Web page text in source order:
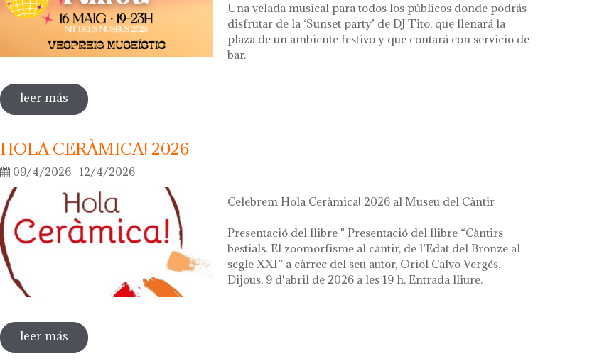
Una velada musical para todos los públicos donde podrás
disfrutar de la ‘Sunset party’ de DJ Tito, que llenará la
plaza de un ambiente festivo y que contará con servicio de
bar.
leer más sobre noche de los museos 2026
HOLA CERÀMICA! 2026
09/4/2026- 12/4/2026
Celebrem Hola Ceràmica! 2026 al Museu del Càntir
Presentació del llibre " Presentació del llibre “Càntirs
bestials. El zoomorfisme al càntir, de l’Edat del Bronze al
segle XXI” a càrrec del seu autor, Oriol Calvo Vergés.
Dijous, 9 d'abril de 2026 a les 19 h. Entrada lliure.
leer más sobre hola ceràmica! 2026